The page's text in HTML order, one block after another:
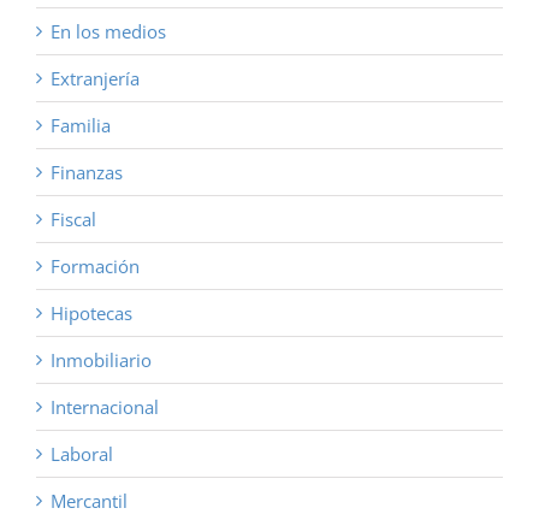
En los medios
Extranjería
Familia
Finanzas
Fiscal
Formación
Hipotecas
Inmobiliario
Internacional
Laboral
Mercantil